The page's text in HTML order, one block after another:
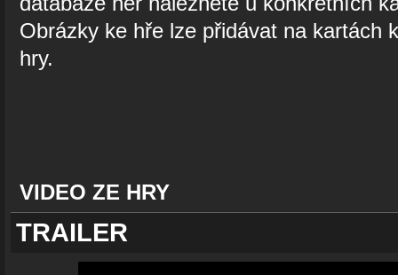
Obrázky ke hře lze přidávat na kartách
hry.
VIDEO ZE HRY
TRAILER